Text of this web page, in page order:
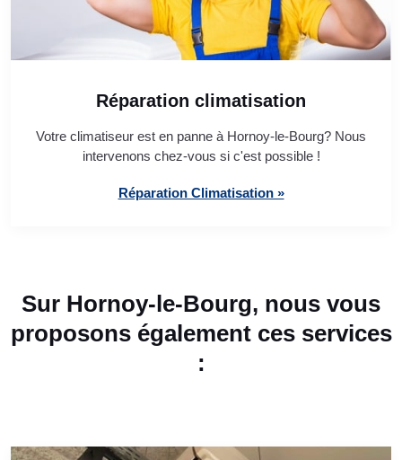
Réparation climatisation
Votre climatiseur est en panne à Hornoy-le-Bourg? Nous
intervenons chez-vous si c'est possible !
Réparation Climatisation »
Sur Hornoy-le-Bourg, nous vous
proposons également ces services
: